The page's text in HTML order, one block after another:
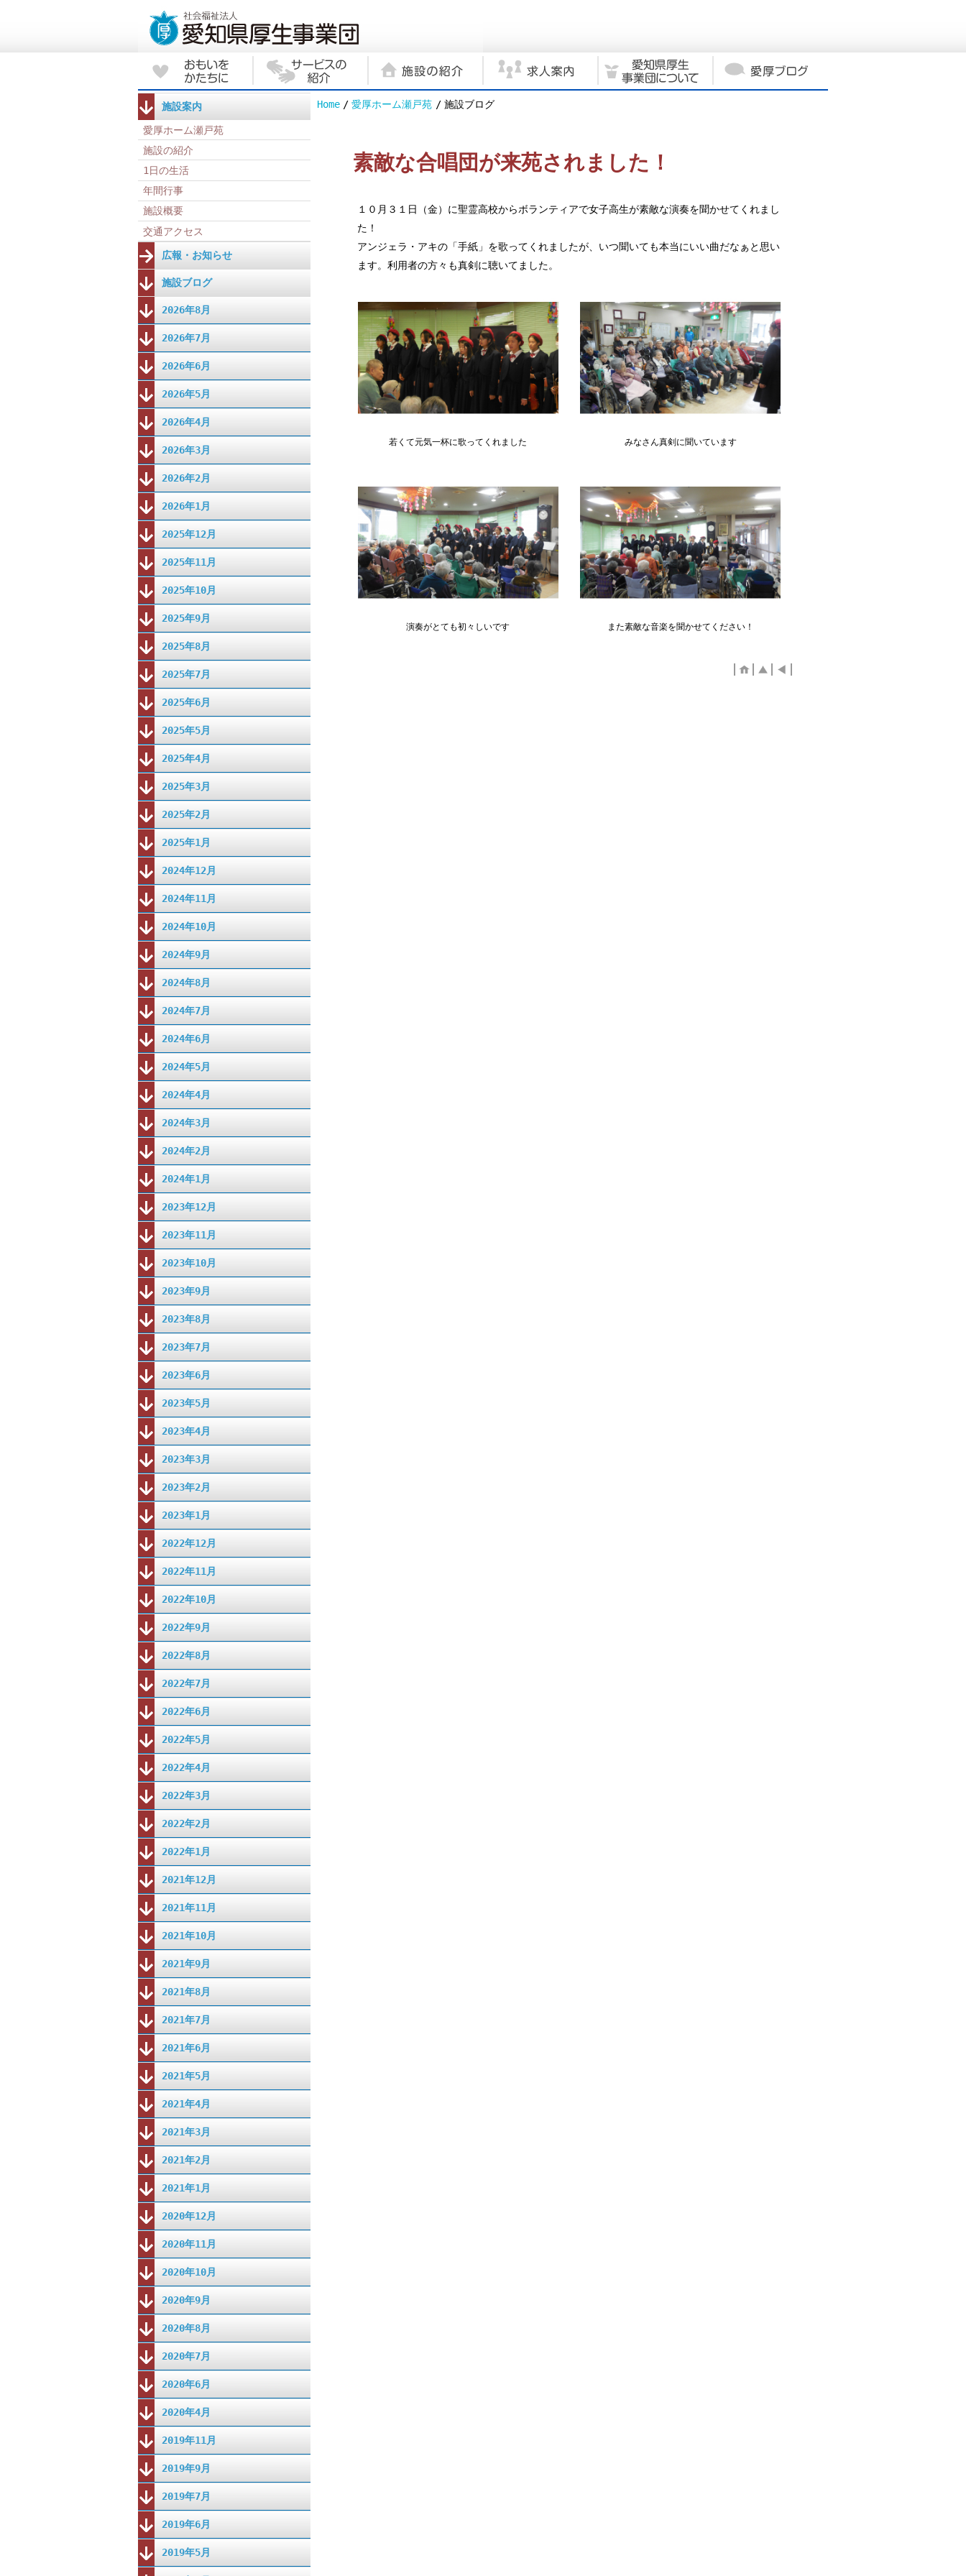
Home 愛厚ホーム瀬戸苑 施設ブログ
素敵な合唱団が来苑されました！
１０月３１日（金）に聖霊高校からボランティアで女子高生が素敵な演奏を聞かせてくれまし
た！
アンジェラ・アキの「手紙」を歌ってくれましたが、いつ聞いても本当にいい曲だなぁと思い
ます。利用者の方々も真剣に聴いてました。
若くて元気一杯に歌ってくれました みなさん真剣に聞いています
演奏がとても初々しいです また素敵な音楽を聞かせてください！
施設案内
愛厚ホーム瀬戸苑
施設の紹介
1日の生活
年間行事
施設概要
交通アクセス
広報・お知らせ
施設ブログ
2026年8月
2026年7月
2026年6月
2026年5月
2026年4月
2026年3月
2026年2月
2026年1月
2025年12月
2025年11月
2025年10月
2025年9月
2025年8月
2025年7月
2025年6月
2025年5月
2025年4月
2025年3月
2025年2月
2025年1月
2024年12月
2024年11月
2024年10月
2024年9月
2024年8月
2024年7月
2024年6月
2024年5月
2024年4月
2024年3月
2024年2月
2024年1月
2023年12月
2023年11月
2023年10月
2023年9月
2023年8月
2023年7月
2023年6月
2023年5月
2023年4月
2023年3月
2023年2月
2023年1月
2022年12月
2022年11月
2022年10月
2022年9月
2022年8月
2022年7月
2022年6月
2022年5月
2022年4月
2022年3月
2022年2月
2022年1月
2021年12月
2021年11月
2021年10月
2021年9月
2021年8月
2021年7月
2021年6月
2021年5月
2021年4月
2021年3月
2021年2月
2021年1月
2020年12月
2020年11月
2020年10月
2020年9月
2020年8月
2020年7月
2020年6月
2020年4月
2019年11月
2019年9月
2019年7月
2019年6月
2019年5月